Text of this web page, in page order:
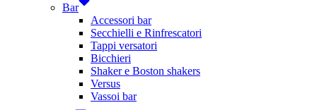
Bar
Accessori bar
Secchielli e Rinfrescatori
Tappi versatori
Bicchieri
Shaker e Boston shakers
Versus
Vassoi bar